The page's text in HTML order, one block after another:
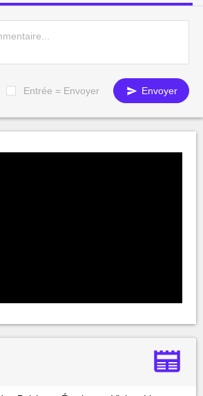
Entrée = Envoyer Envoyer